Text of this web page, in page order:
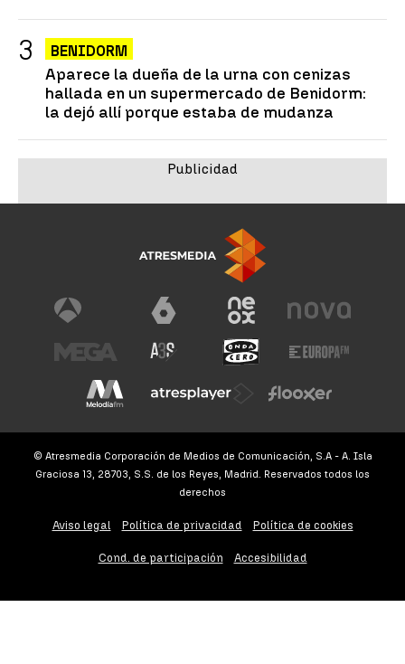
BENIDORM
Aparece la dueña de la urna con cenizas
hallada en un supermercado de Benidorm:
la dejó allí porque estaba de mudanza
© Atresmedia Corporación de Medios de Comunicación, S.A - A. Isla
Graciosa 13, 28703, S.S. de los Reyes, Madrid. Reservados todos los
derechos
Aviso legal Política de privacidad Política de cookies
Cond. de participación Accesibilidad